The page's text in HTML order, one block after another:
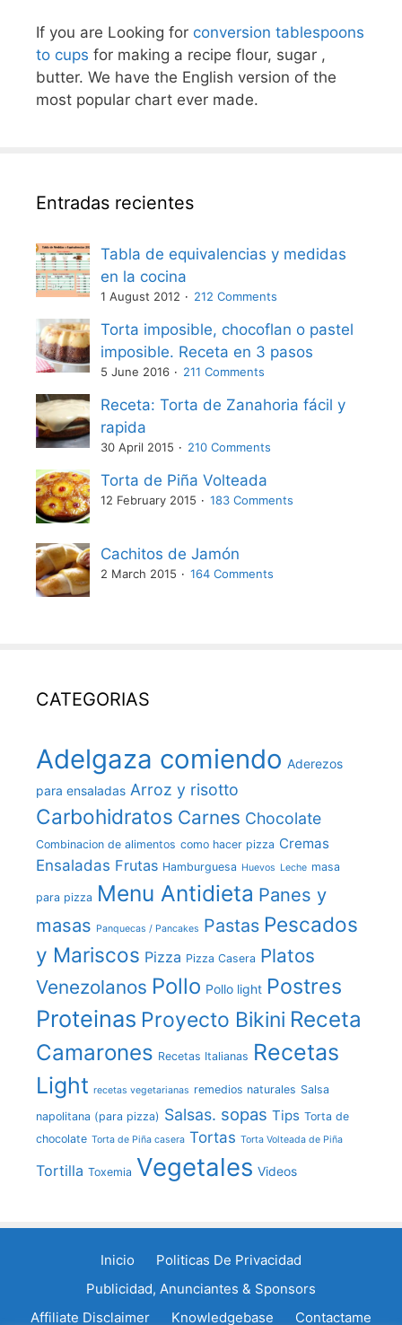
If you are Looking for conversion tablespoons
to cups for making a recipe flour, sugar ,
butter. We have the English version of the
most popular chart ever made.
Entradas recientes
Tabla de equivalencias y medidas
en la cocina
1 August 2012 212 Comments
Torta imposible, chocoflan o pastel
imposible. Receta en 3 pasos
5 June 2016 211 Comments
Receta: Torta de Zanahoria fácil y
rapida
30 April 2015 210 Comments
Torta de Piña Volteada
12 February 2015 183 Comments
Cachitos de Jamón
2 March 2015 164 Comments
CATEGORIAS
Adelgaza comiendo Aderezos
para ensaladas Arroz y risotto
Carbohidratos Carnes Chocolate
Combinacion de alimentos como hacer pizza Cremas
Ensaladas Frutas Hamburguesa Huevos Leche masa
para pizza Menu Antidieta Panes y
masas Panquecas / Pancakes Pastas Pescados
y Mariscos Pizza Pizza Casera Platos
Venezolanos Pollo Pollo light Postres
Proteinas Proyecto Bikini Receta
Camarones Recetas Italianas Recetas
Light recetas vegetarianas remedios naturales Salsa
napolitana (para pizza) Salsas. sopas Tips Torta de
chocolate Torta de Piña casera Tortas Torta Volteada de Piña
Tortilla Toxemia Vegetales Videos
Inicio
Politicas De Privacidad
Publicidad, Anunciantes & Sponsors
Affiliate Disclaimer
Knowledgebase Contactame